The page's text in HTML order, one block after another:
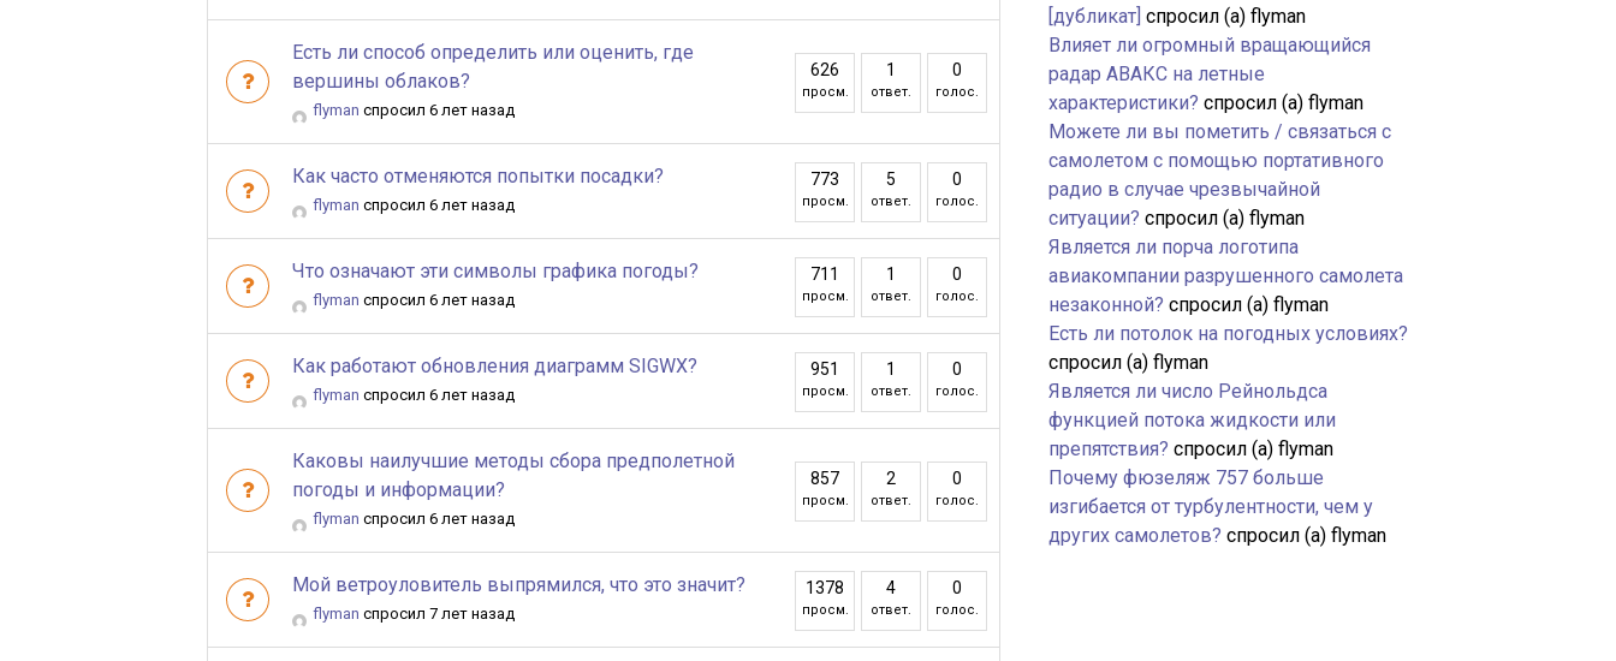
Есть ли способ определить или оценить, где
вершины облаков?
flyman спросил 6 лет назад
626
просм.
1
ответ.
0
голос.
Как часто отменяются попытки посадки?
flyman спросил 6 лет назад
773
просм.
5
ответ.
0
голос.
Что означают эти символы графика погоды?
flyman спросил 6 лет назад
711
просм.
1
ответ.
0
голос.
Как работают обновления диаграмм SIGWX?
flyman спросил 6 лет назад
951
просм.
1
ответ.
0
голос.
Каковы наилучшие методы сбора предполетной
погоды и информации?
flyman спросил 6 лет назад
857
просм.
2
ответ.
0
голос.
Мой ветроуловитель выпрямился, что это значит?
flyman спросил 7 лет назад
1378
просм.
4
ответ.
0
голос.
[дубликат] спросил (а) flyman
Влияет ли огромный вращающийся
радар АВАКС на летные
характеристики? спросил (а) flyman
Можете ли вы пометить / связаться с
самолетом с помощью портативного
радио в случае чрезвычайной
ситуации? спросил (а) flyman
Является ли порча логотипа
авиакомпании разрушенного самолета
незаконной? спросил (а) flyman
Есть ли потолок на погодных условиях?
спросил (а) flyman
Является ли число Рейнольдса
функцией потока жидкости или
препятствия? спросил (а) flyman
Почему фюзеляж 757 больше
изгибается от турбулентности, чем у
других самолетов? спросил (а) flyman